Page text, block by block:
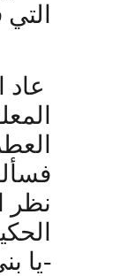
عاد
نظر
-يا